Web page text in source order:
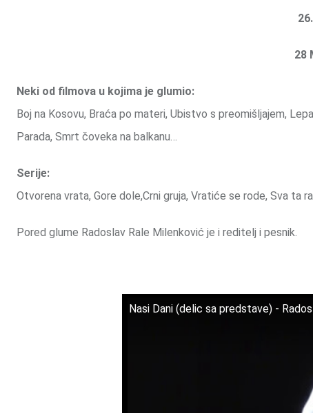
28
Neki od filmova u kojima je glumio:
Boj na Kosovu, Braća po materi, Ubistvo s preomišljajem,
Parada, Smrt čoveka na balkanu…
Serije:
Otvorena vrata, Gore dole,Crni gruja, Vratiće se rode, Sva ta
Pored glume Radoslav Rale Milenković je i reditelj i pesnik.
Nasi Dani (delic sa predstave) -